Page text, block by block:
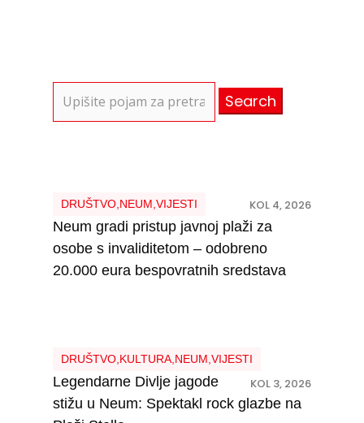
for:
DRUŠTVO, NEUM VIJESTI KOL 4, 2026
Neum gradi pristup javnoj plaži za
osobe s invaliditetom – odobreno
20.000 eura bespovratnih sredstava
DRUŠTVO, KULTURA, NEUM VIJESTI
KOL 3, 2026
Legendarne Divlje jagode
stižu u Neum: Spektakl rock glazbe na